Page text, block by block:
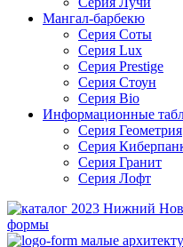
Мангал-барбекю
Серия Соты
Серия Lux
Серия Prestige
Серия Стоун
Серия Bio
Информационные
Серия Геометрия
Серия
Серия Гранит
Серия Лофт